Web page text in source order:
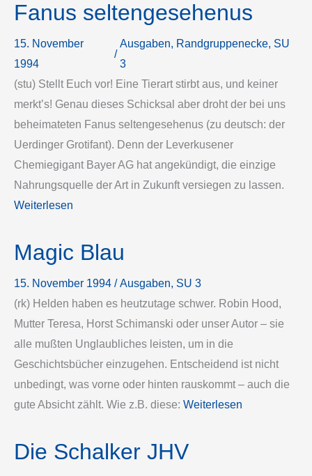
Fanus seltengesehenus
15. November
1994
/
Ausgaben, Randgruppenecke, SU
3
(stu) Stellt Euch vor! Eine Tierart stirbt aus, und keiner
merkt’s! Genau dieses Schicksal aber droht der bei uns
beheimateten Fanus seltengesehenus (zu deutsch: der
Uerdinger Grotifant). Denn der Leverkusener
Chemiegigant Bayer AG hat angekündigt, die einzige
Nahrungsquelle der Art in Zukunft versiegen zu lassen.
Weiterlesen
Magic Blau
15. November 1994 /Ausgaben, SU 3
(rk) Helden haben es heutzutage schwer. Robin Hood,
Mutter Teresa, Horst Schimanski oder unser Autor – sie
alle mußten Unglaubliches leisten, um in die
Geschichtsbücher einzugehen. Entscheidend ist nicht
unbedingt, was vorne oder hinten rauskommt – auch die
gute Absicht zählt. Wie z.B. diese: Weiterlesen
Die Schalker JHV